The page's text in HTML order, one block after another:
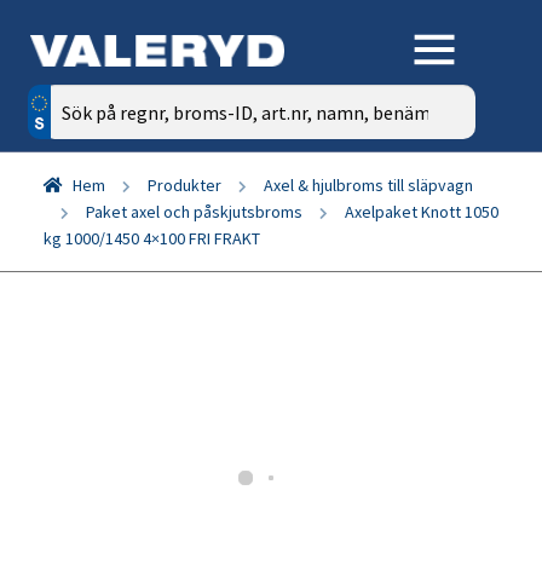
Sök
efter:
Hem Produkter
Axel & hjulbroms till släpvagn
Paket axel och påskjutsbroms
Axelpaket Knott 1050
kg 1000/1450 4×100 FRI FRAKT